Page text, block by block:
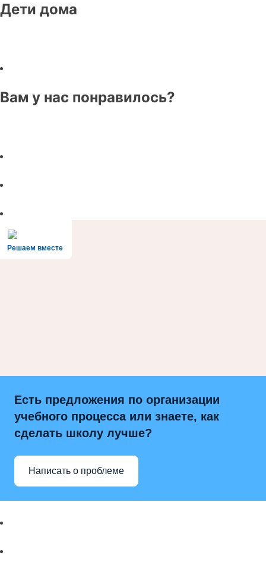
Дети дома
Вам у нас понравилось?
Решаем вместе
Есть предложения по организации
учебного процесса или знаете, как
сделать школу лучше?
Написать о проблеме